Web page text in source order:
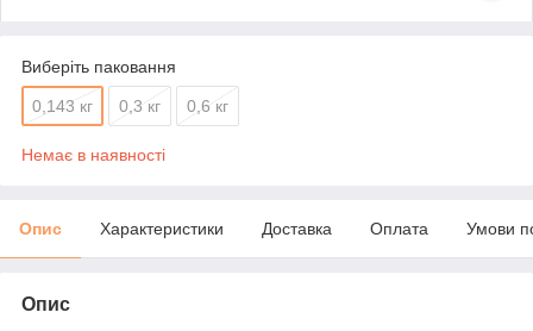
Виберіть паковання
0,143 кг 0,3 кг 0,6 кг
Немає в наявності
Опис Характеристики Доставка Оплата Умови
Опис